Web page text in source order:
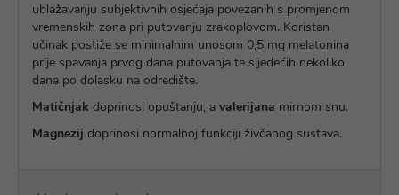
ublažavanju subjektivnih osjećaja povezanih s promjenom
vremenskih zona pri putovanju zrakoplovom. Koristan
učinak postiže se minimalnim unosom 0,5 mg melatonina
prije spavanja prvog dana putovanja te sljedećih nekoliko
dana po dolasku na odredište.
Matičnjak doprinosi opuštanju, a valerijana mirnom snu.
Magnezij doprinosi normalnoj funkciji živčanog sustava.